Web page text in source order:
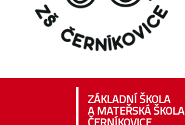
ZÁKLADNÍ ŠKOLA
A MATEŘSKÁ ŠKOLA